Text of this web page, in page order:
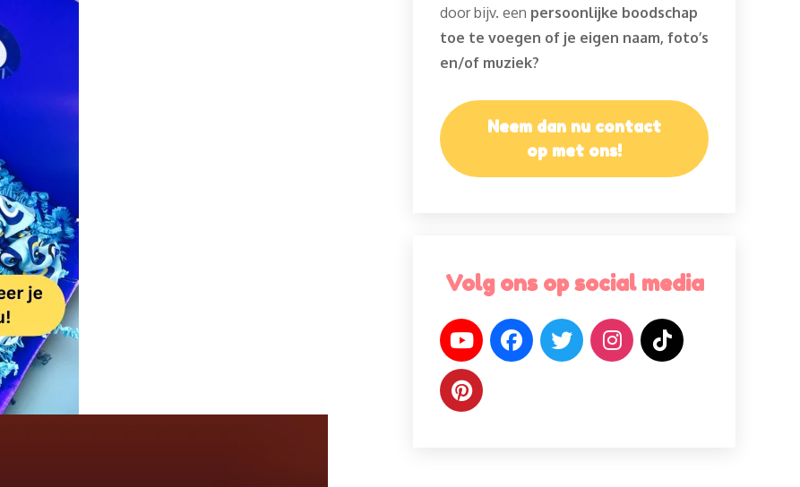
door bijv. een persoonlijke boodschap
toe te voegen of je eigen naam, foto’s
en/of muziek?
Neem dan nu contact
op met ons!
Volg ons op social media